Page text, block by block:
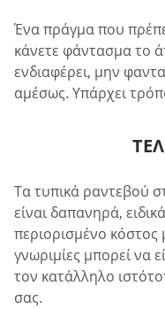
Ένα πράγμα που
κάνετε φάντασμα το
ενδιαφέρει, μην
αμέσως. Υπάρχει
Τα τυπικά ραντεβού
είναι δαπανηρά,
περιορισμένο κόστος
γνωριμίες μπορεί να
τον κατάλληλο
σας.